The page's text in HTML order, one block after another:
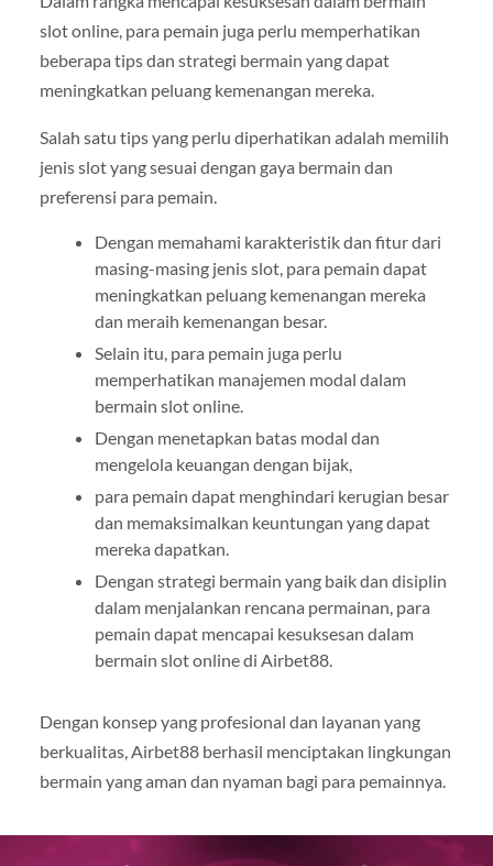
slot online, para pemain juga perlu memperhatikan
beberapa tips dan strategi bermain yang dapat
meningkatkan peluang kemenangan mereka.
Salah satu tips yang perlu diperhatikan adalah memilih
jenis slot yang sesuai dengan gaya bermain dan
preferensi para pemain.
Dengan memahami karakteristik dan fitur dari
masing-masing jenis slot, para pemain dapat
meningkatkan peluang kemenangan mereka
dan meraih kemenangan besar.
Selain itu, para pemain juga perlu
memperhatikan manajemen modal dalam
bermain slot online.
Dengan menetapkan batas modal dan
mengelola keuangan dengan bijak,
para pemain dapat menghindari kerugian besar
dan memaksimalkan keuntungan yang dapat
mereka dapatkan.
Dengan strategi bermain yang baik dan disiplin
dalam menjalankan rencana permainan, para
pemain dapat mencapai kesuksesan dalam
bermain slot online di Airbet88.
Dengan konsep yang profesional dan layanan yang
berkualitas, Airbet88 berhasil menciptakan lingkungan
bermain yang aman dan nyaman bagi para pemainnya.